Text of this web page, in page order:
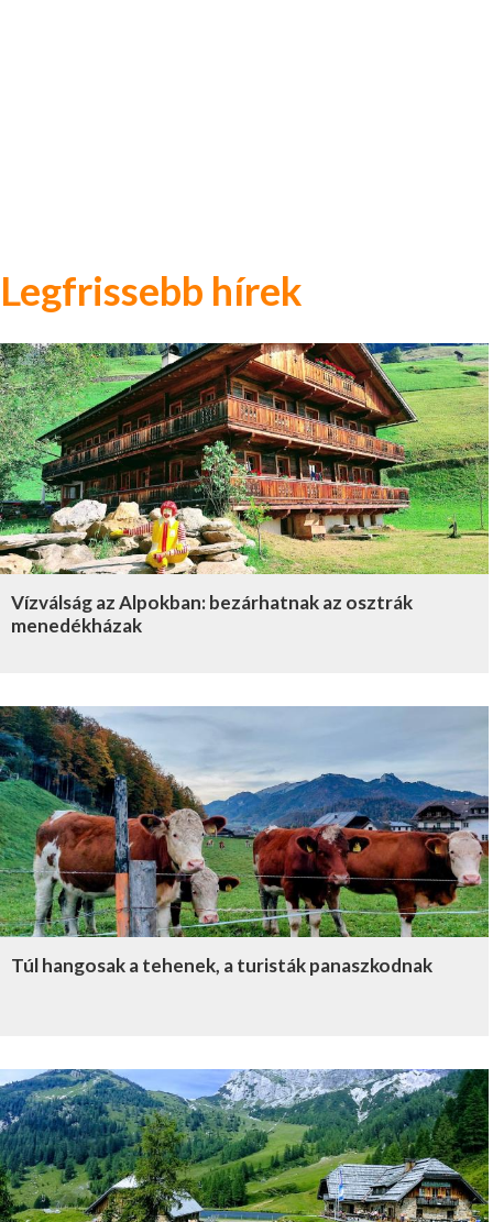
Legfrissebb hírek
Vízválság az Alpokban: bezárhatnak az osztrák
menedékházak
Túl hangosak a tehenek, a turisták panaszkodnak